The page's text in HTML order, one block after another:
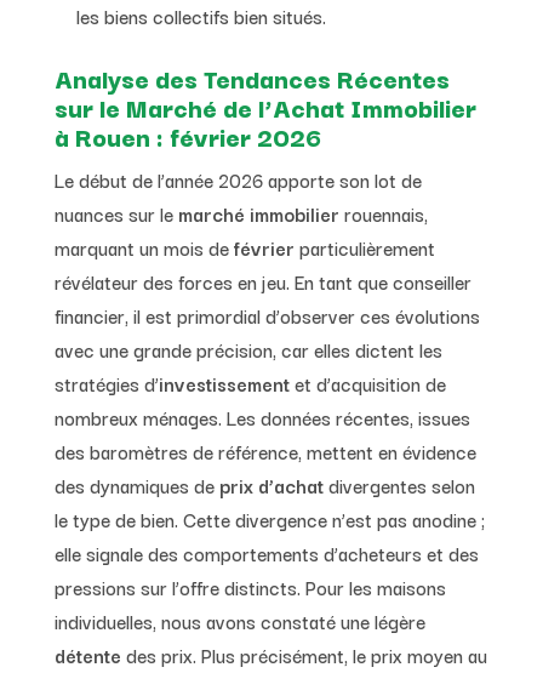
les biens collectifs bien situés.
Analyse des Tendances Récentes
sur le Marché de l’Achat Immobilier
à Rouen : février 2026
Le début de l’année 2026 apporte son lot de
nuances sur le marché immobilier rouennais,
marquant un mois defévrier particulièrement
révélateur des forces en jeu. En tant que conseiller
financier, il est primordial d’observer ces évolutions
avec une grande précision, car elles dictent les
stratégies d’investissementet d’acquisition de
nombreux ménages. Les données récentes, issues
des baromètres de référence, mettent en évidence
des dynamiques de prix d’achatdivergentes selon
le type de bien. Cette divergence n’est pas anodine ;
elle signale des comportements d’acheteurs et des
pressions sur l’offre distincts. Pour les maisons
individuelles, nous avons constaté une légère
détente des prix. Plus précisément, le prix moyen au